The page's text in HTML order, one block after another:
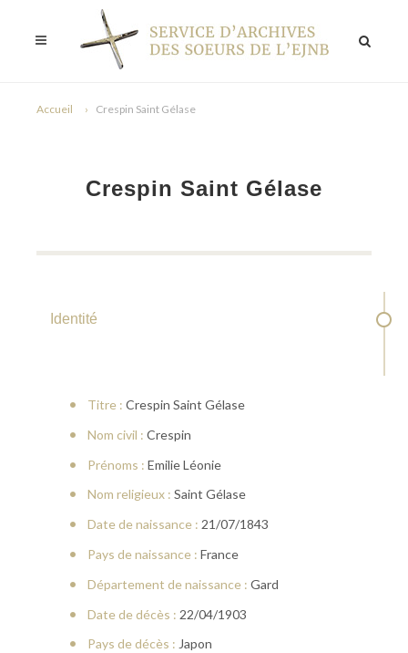
Accueil Crespin Saint Gélase
Crespin Saint Gélase
Identité
Titre : Crespin Saint Gélase
Nom civil : Crespin
Prénoms : Emilie Léonie
Nom religieux : Saint Gélase
Date de naissance : 21/07/1843
Pays de naissance : France
Département de naissance : Gard
Date de décès : 22/04/1903
Pays de décès : Japon